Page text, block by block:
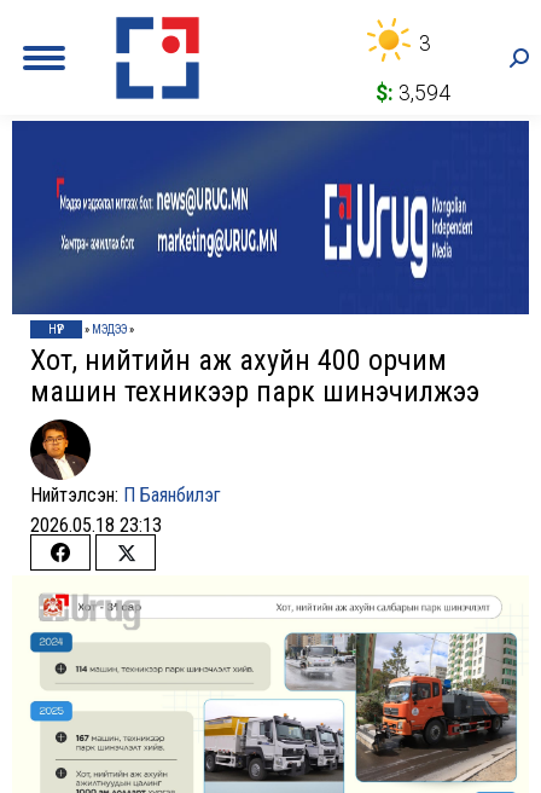
3
$: 3,594
НҮҮР » МЭДЭЭ»
Хот, нийтийн аж ахуйн 400 орчим
машин техникээр парк шинэчилжээ
Нийтэлсэн: П Баянбилэг
2026.05.18 23:13
Share
on
Facebook
Share
on
Twitter